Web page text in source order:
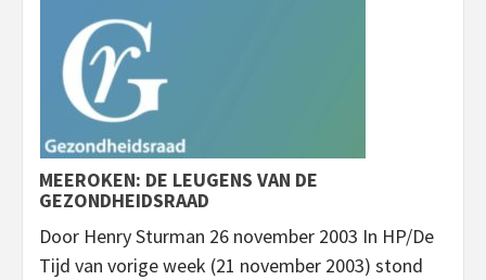
MEEROKEN: DE LEUGENS VAN DE
GEZONDHEIDSRAAD
Door Henry Sturman 26 november 2003 In HP/De
Tijd van vorige week (21 november 2003) stond